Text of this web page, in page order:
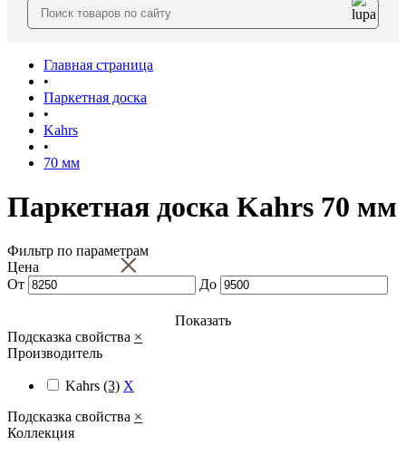
Главная страница
•
Паркетная доска
•
Kahrs
•
70 мм
Паркетная доска Kahrs 70 мм
Фильтр по параметрам
×
Цена
От
До
Показать
Подсказка свойства ×
Производитель
Kahrs (3) X
Подсказка свойства ×
Коллекция